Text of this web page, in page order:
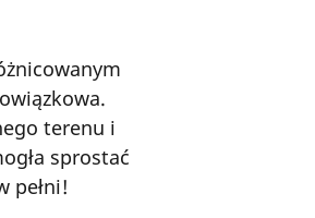
terenu i
sprostać
pełni!